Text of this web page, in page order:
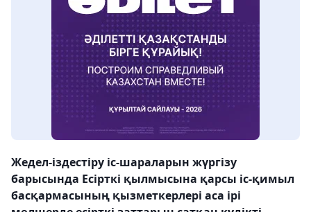
Жедел-іздестіру іс-шараларын жүргізу
барысында Есірткі қылмысына қарсы іс-қимыл
басқармасының қызметкерлері аса ірі